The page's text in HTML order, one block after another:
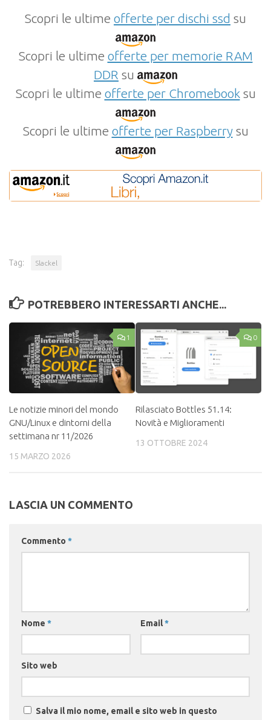
Scopri le ultime offerte per dischi ssd su
Scopri le ultime offerte per memorie RAM
DDR su
Scopri le ultime offerte per Chromebooksu
Scopri le ultime offerte per Raspberrysu
Tag: Slackel
POTREBBERO INTERESSARTI ANCHE...
1
Le notizie minori del mondo
GNU/Linux e dintorni della
settimana nr 11/2026
15 MARZO 2026
0
Rilasciato Bottles 51.14:
Novità e Miglioramenti
13 OTTOBRE 2024
LASCIA UN COMMENTO
Commento *
Nome * Email*
Sito web
Salva il mio nome, email e sito web in questo